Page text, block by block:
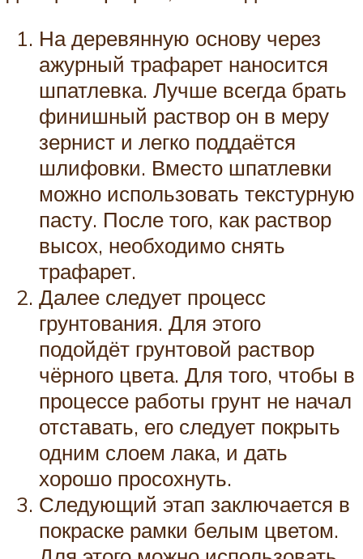
На деревянную основу через
ажурный трафарет наносится
шпатлевка. Лучше всегда брать
финишный раствор он в меру
зернист и легко поддаётся
шлифовки. Вместо шпатлевки
можно использовать текстурную
пасту. После того, как раствор
высох, необходимо снять
трафарет.
Далее следует процесс
грунтования. Для этого
подойдёт грунтовой раствор
чёрного цвета. Для того, чтобы в
процессе работы грунт не начал
отставать, его следует покрыть
одним слоем лака, и дать
хорошо просохнуть.
Следующий этап заключается в
покраске рамки белым цветом.